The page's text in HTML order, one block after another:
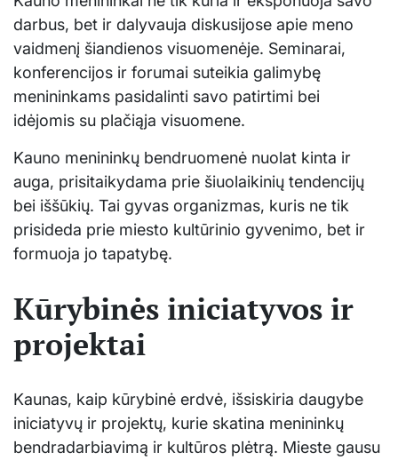
darbus, bet ir dalyvauja diskusijose apie meno
vaidmenį šiandienos visuomenėje. Seminarai,
konferencijos ir forumai suteikia galimybę
menininkams pasidalinti savo patirtimi bei
idėjomis su plačiąja visuomene.
Kauno menininkų bendruomenė nuolat kinta ir
auga, prisitaikydama prie šiuolaikinių tendencijų
bei iššūkių. Tai gyvas organizmas, kuris ne tik
prisideda prie miesto kultūrinio gyvenimo, bet ir
formuoja jo tapatybę.
Kūrybinės iniciatyvos ir
projektai
Kaunas, kaip kūrybinė erdvė, išsiskiria daugybe
iniciatyvų ir projektų, kurie skatina menininkų
bendradarbiavimą ir kultūros plėtrą. Mieste gausu